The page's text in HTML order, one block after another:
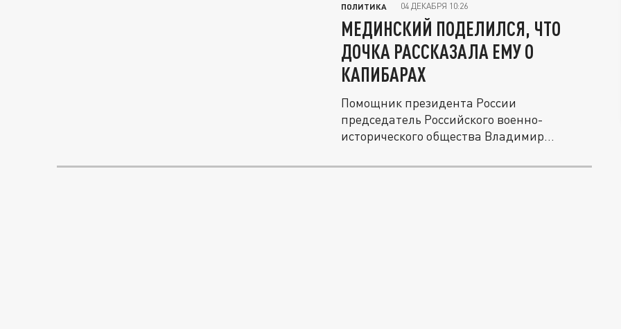
ПОЛИТИКА 04 ДЕКАБРЯ 10:26
МЕДИНСКИЙ ПОДЕЛИЛСЯ, ЧТО
ДОЧКА РАССКАЗАЛА ЕМУ О
КАПИБАРАХ
Помощник президента России
председатель Российского военно-
исторического общества Владимир